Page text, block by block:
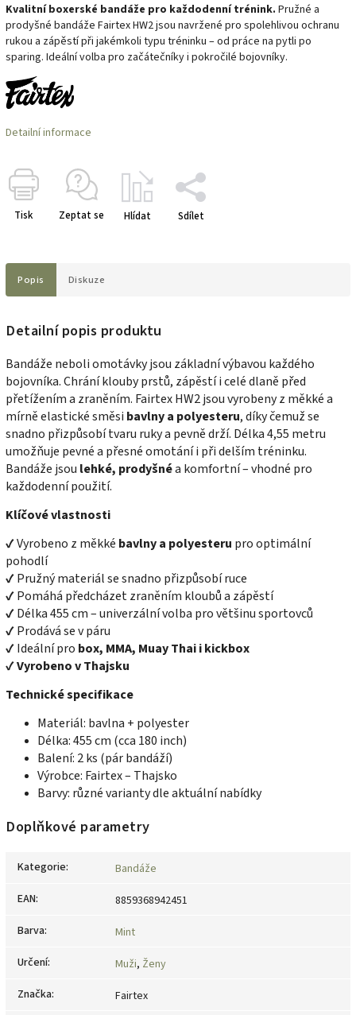
Kvalitní boxerské bandáže pro každodenní trénink. Pružné a
prodyšné bandáže Fairtex HW2 jsou navržené pro spolehlivou ochranu
rukou a zápěstí při jakémkoli typu tréninku – od práce na pytli po
sparing. Ideální volba pro začátečníky i pokročilé bojovníky.
Detailní informace
Tisk Zeptat se Hlídat Sdílet
Popis Diskuze
Detailní popis produktu
Bandáže neboli omotávky jsou základní výbavou každého
bojovníka. Chrání klouby prstů, zápěstí i celé dlaně před
přetížením a zraněním. Fairtex HW2 jsou vyrobeny z měkké a
mírně elastické směsi bavlny a polyesteru, díky čemuž se
snadno přizpůsobí tvaru ruky a pevně drží. Délka 4,55 metru
umožňuje pevné a přesné omotání i při delším tréninku.
Bandáže jsou lehké, prodyšnéa komfortní – vhodné pro
každodenní použití.
Klíčové vlastnosti
✔ Vyrobeno z měkké bavlny a polyesteru pro optimální
pohodlí
✔ Pružný materiál se snadno přizpůsobí ruce
✔ Pomáhá předcházet zraněním kloubů a zápěstí
✔ Délka 455 cm – univerzální volba pro většinu sportovců
✔ Prodává se v páru
✔ Ideální pro box, MMA, Muay Thai i kickbox
✔Vyrobeno v Thajsku
Technické specifikace
Materiál: bavlna + polyester
Délka: 455 cm (cca 180 inch)
Balení: 2 ks (pár bandáží)
Výrobce: Fairtex – Thajsko
Barvy: různé varianty dle aktuální nabídky
Doplňkové parametry
Kategorie:
Bandáže
EAN:
8859368942451
Barva:
Mint
Určení: Muži, Ženy
Značka:
Fairtex